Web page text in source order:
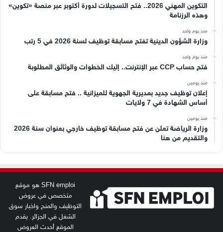
التكوين المهني 2026.. فتح التسجيلات لدورة أكتوبر عبر منصة «تكوين»
وهذه الرزنامة
منذ يوم واحد
وزارة الشؤون الدينية تفتح مسابقة توظيف لسنة 2026 في 5 رتب
منذ يوم واحد
فتح حساب CCP عبر الإنترنت.. إليك الخطوات والوثائق المطلوبة
منذ يومين
إعلان توظيف جديد بمديرية الجهوية للميزانية .. فتح مسابقة على
أساس الشهادة في 7 ولايات
منذ يومين
وزارة الرياضة تعلن عن فتح مسابقة توظيف خارجي بعنوان سنة 2026
والتقديم من هنا
SFN emploi هو موقع
متخصص في عروض
التوظيف والمنح واخبار سوق
الشغل في الجزائر. يقدم
الموقع أحدث العروض